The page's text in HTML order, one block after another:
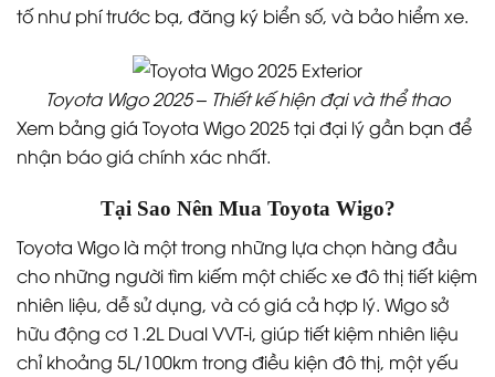
tố như phí trước bạ, đăng ký biển số, và bảo hiểm xe.
Toyota Wigo 2025 – Thiết kế hiện đại và thể thao
Xem bảng giá Toyota Wigo 2025 tại đại lý gần bạn để
nhận báo giá chính xác nhất.
Tại Sao Nên Mua Toyota Wigo?
Toyota Wigo là một trong những lựa chọn hàng đầu
cho những người tìm kiếm một chiếc xe đô thị tiết kiệm
nhiên liệu, dễ sử dụng, và có giá cả hợp lý. Wigo sở
hữu động cơ 1.2L Dual VVT-i, giúp tiết kiệm nhiên liệu
chỉ khoảng 5L/100km trong điều kiện đô thị, một yếu